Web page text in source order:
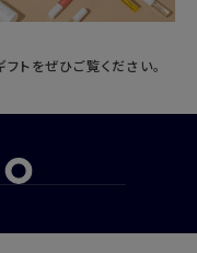
トをぜひご覧ください。